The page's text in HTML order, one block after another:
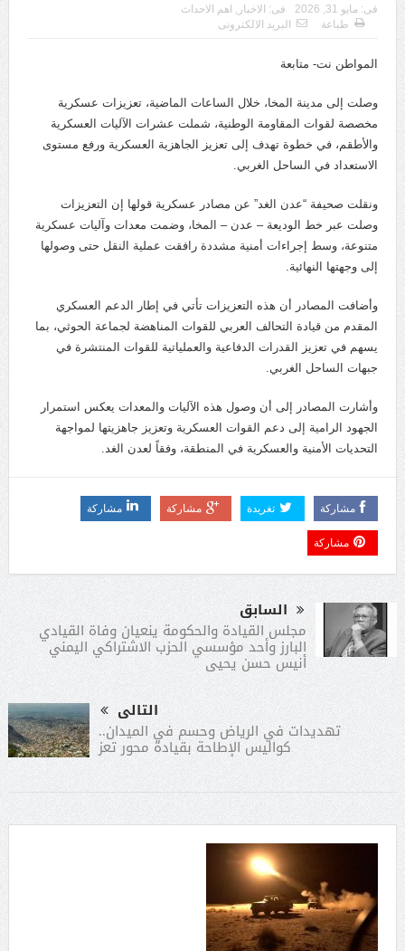
فى: مايو 31, 2026 فى: الاخبار
اهم الاحداث
طباعة
البريد الالكترونى
المواطن نت- متابعة
وصلت إلى مدينة المخا، خلال الساعات الماضية، تعزيزات عسكرية
مخصصة لقوات المقاومة الوطنية، شملت عشرات الآليات العسكرية
والأطقم، في خطوة تهدف إلى تعزيز الجاهزية العسكرية ورفع مستوى
الاستعداد في الساحل الغربي.
ونقلت صحيفة “عدن الغد” عن مصادر عسكرية قولها إن التعزيزات
وصلت عبر خط الوديعة – عدن – المخا، وضمت معدات وآليات عسكرية
متنوعة، وسط إجراءات أمنية مشددة رافقت عملية النقل حتى وصولها
إلى وجهتها النهائية.
وأضافت المصادر أن هذه التعزيزات تأتي في إطار الدعم العسكري
المقدم من قيادة التحالف العربي للقوات المناهضة لجماعة الحوثي، بما
يسهم في تعزيز القدرات الدفاعية والعملياتية للقوات المنتشرة في
جبهات الساحل الغربي.
وأشارت المصادر إلى أن وصول هذه الآليات والمعدات يعكس استمرار
الجهود الرامية إلى دعم القوات العسكرية وتعزيز جاهزيتها لمواجهة
التحديات الأمنية والعسكرية في المنطقة، وفقاً لعدن الغد.
مشاركة تغريدة مشاركة مشاركة
مشاركة
السابق
مجلس القيادة والحكومة ينعيان وفاة القيادي
البارز وأحد مؤسسي الحزب الاشتراكي اليمني
أنيس حسن يحيى
التالى
تهديدات في الرياض وحسم في الميدان..
كواليس الإطاحة بقيادة محور تعز